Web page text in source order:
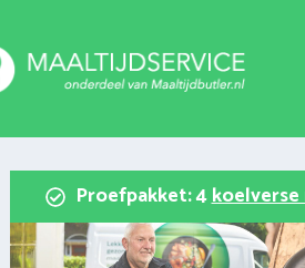
Proefpakket: 4